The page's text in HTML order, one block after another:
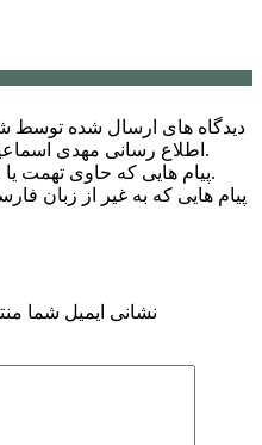
دیدگاه های ارسال شده توسط
اطلاع رسانی مهدی اسماعیلی در وب منتشر خواهد شد.
پیام هایی که حاوی تهمت یا افترا باشد منتشر نخواهد شد.
پیام هایی که به غیر از زبان
نشانی ایمیل شما